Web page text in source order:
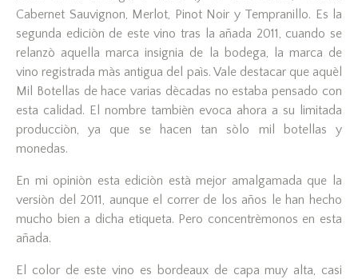
Cabernet Sauvignon, Merlot, Pinot Noir y Tempranillo. Es la
segunda ediciòn de este vino tras la añada 2011, cuando se
relanzò aquella marca insignia de la bodega, la marca de
vino registrada màs antigua del paìs. Vale destacar que aquèl
Mil Botellas de hace varias dècadas no estaba pensado con
esta calidad. El nombre tambièn evoca ahora a su limitada
producciòn, ya que se hacen tan sòlo mil botellas y
monedas.
En mi opiniòn esta ediciòn està mejor amalgamada que la
versiòn del 2011, aunque el correr de los años le han hecho
mucho bien a dicha etiqueta. Pero concentrèmonos en esta
añada.
El color de este vino es bordeaux de capa muy alta, casi